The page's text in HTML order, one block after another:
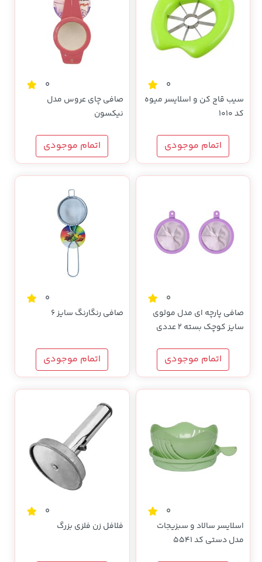
0
سیب قاچ کن و اسلایسر میوه
کد 1010
اتمام موجودی
0
صافی چای عروس مدل
نیکسون
اتمام موجودی
0
صافی پارچه ای مدل مولوی
سایز کوچک بسته 2 عددی
اتمام موجودی
0
صافی رنگارنگ سایز 6
اتمام موجودی
0
اسلایسر سالاد و سبزیجات
مدل دستی کد 5541
0
فلافل زن فلزی بزرگ